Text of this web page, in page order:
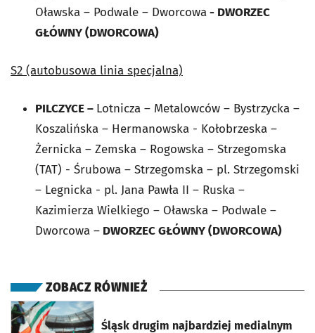
Oławska – Podwale – Dworcowa- DWORZEC
GŁÓWNY (DWORCOWA)
S2 (autobusowa linia specjalna)
PILCZYCE – Lotnicza – Metalowców – Bystrzycka –
Koszalińska – Hermanowska - Kołobrzeska –
Żernicka – Zemska – Rogowska – Strzegomska
(TAT) - Śrubowa – Strzegomska – pl. Strzegomski
– Legnicka - pl. Jana Pawła II – Ruska –
Kazimierza Wielkiego – Oławska – Podwale –
Dworcowa – DWORZEC GŁÓWNY (DWORCOWA)
ZOBACZ RÓWNIEŻ
Śląsk drugim najbardziej medialnym
otworzy się w nowej karcie